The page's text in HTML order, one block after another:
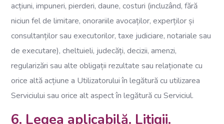
acțiuni, impuneri, pierderi, daune, costuri (incluzând, fără
niciun fel de limitare, onorariile avocaților, experților și
consultanților sau executorilor, taxe judiciare, notariale sau
de executare), cheltuieli, judecăți, decizii, amenzi,
regularizări sau alte obligații rezultate sau relaționate cu
orice altă acțiune a Utilizatorului în legătură cu utilizarea
Serviciului sau orice alt aspect în legătură cu Serviciul.
6. Legea aplicabilă. Litigii.